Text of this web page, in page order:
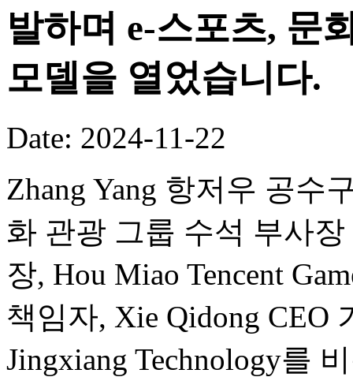
발하며 e-스포츠, 문
모델을 열었습니다.
Date: 2024-11-22
Zhang Yang 항저우 공수
화 관광 그룹 수석 부사장
장, Hou Miao Tencent
책임자, Xie Qidong CEO
Jingxiang Technology를